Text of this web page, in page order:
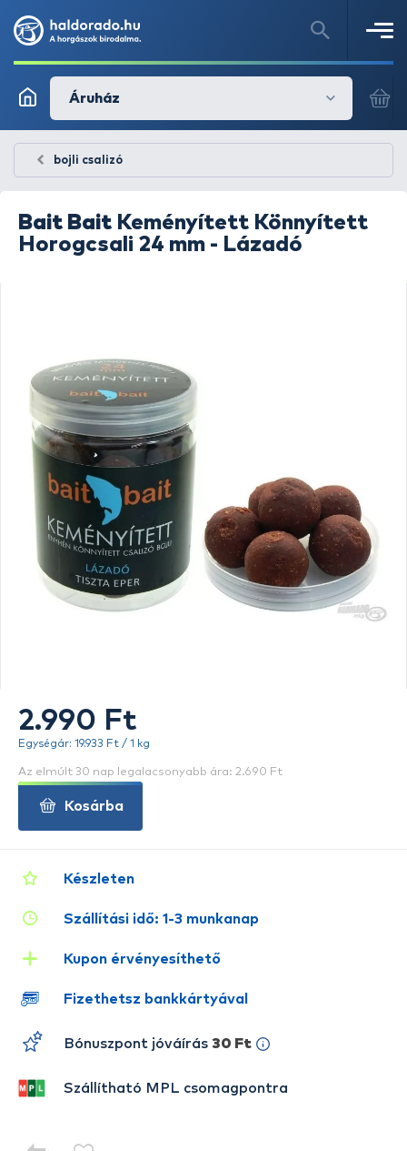
Áruház
bojli csalizó
Bait Bait Keményített Könnyített
Horogcsali 24 mm - Lázadó
Készleten
Szállítási idő: 1-3 munkanap
Kupon érvényesíthető
Fizethetsz bankkártyával
Bónuszpont jóváírás 30 Ft
Szállítható MPL csomagpontra
2.990 Ft
Egységár: 19.933 Ft / 1 kg
Az elmúlt 30 nap legalacsonyabb ára: 2.690 Ft
Kosárba